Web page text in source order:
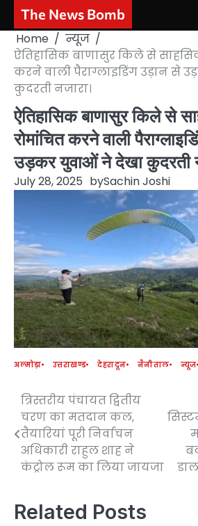
Skip
content
The News Bomb
Home
न्यूज
ऐतिहासिक बाणासुर किले से
करने वाली पैराग्लाइडिंग उड़ान से
कुदरती नजारा।
ऐतिहासिक बाणासुर किले से
रोमांचित करने वाली
उड़कर युवाओं ने देखा कुदरती
July 28, 2025 bySachin Joshi
अल्मोड़ा उत्तराखण्ड देहरादून नैनीताल न्यूज
Post
navigation
त्रिस्तरीय पंचायत द्वितीय
चरण का मतदान कल,
तैयारियां पूरी निर्वाचन
अधिकारी राहुल शाह ने
कंट्रोल रूम का लिया जायजा
Related Posts